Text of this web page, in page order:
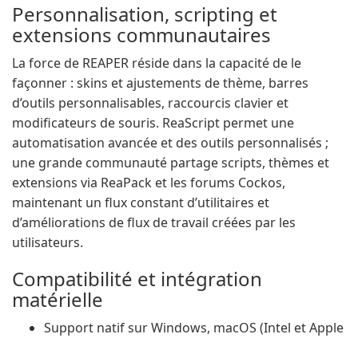
Personnalisation, scripting et
extensions communautaires
La force de REAPER réside dans la capacité de le
façonner : skins et ajustements de thème, barres
d’outils personnalisables, raccourcis clavier et
modificateurs de souris. ReaScript permet une
automatisation avancée et des outils personnalisés ;
une grande communauté partage scripts, thèmes et
extensions via ReaPack et les forums Cockos,
maintenant un flux constant d’utilitaires et
d’améliorations de flux de travail créées par les
utilisateurs.
Compatibilité et intégration
matérielle
Support natif sur Windows, macOS (Intel et Apple